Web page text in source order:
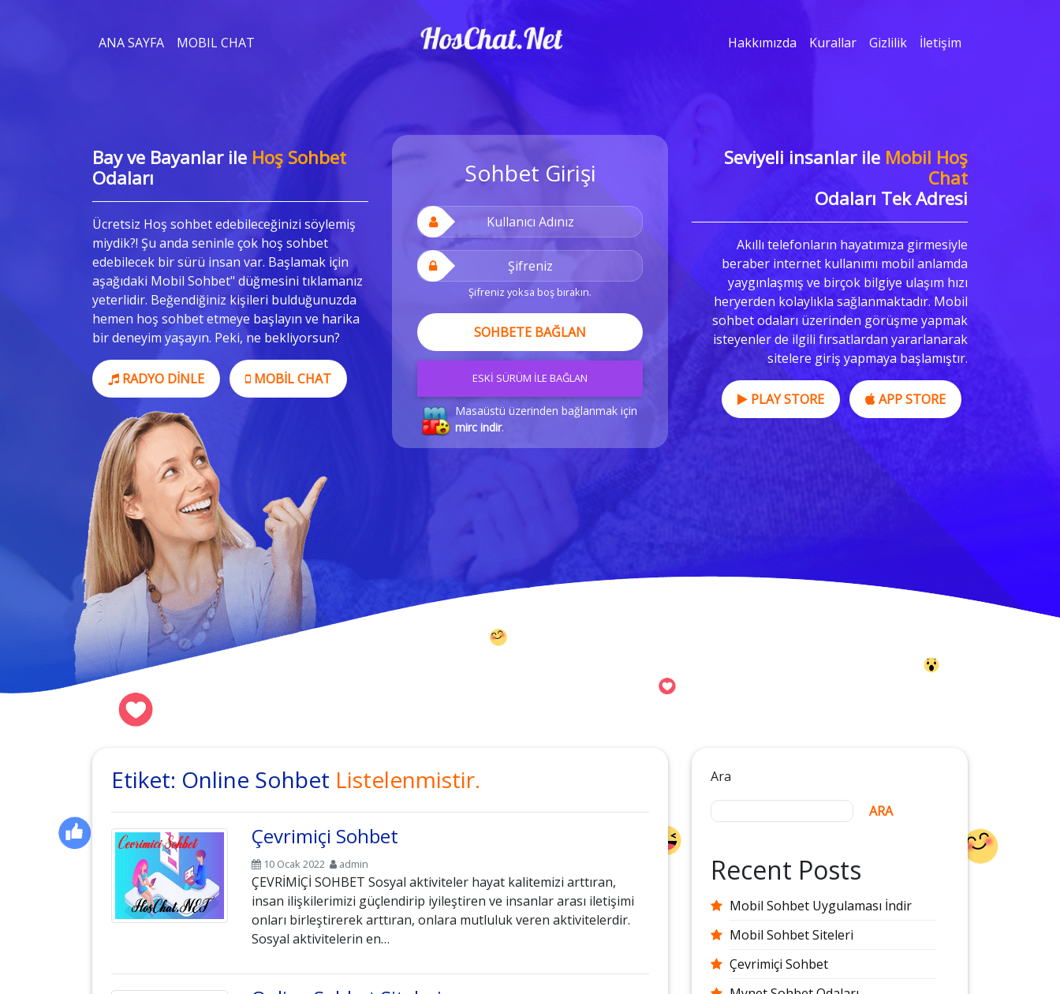
ANA SAYFA MOBIL CHAT Hakkımızda Kurallar Gizlilik İletişim
Bay ve Bayanlar ile Hoş Sohbet
Odaları
Ücretsiz Hoş sohbet edebileceğinizi söylemiş
miydik?! Şu anda seninle çok hoş sohbet
edebilecek bir sürü insan var. Başlamak için
aşağıdaki Mobil Sohbet" düğmesini tıklamanız
yeterlidir. Beğendiğiniz kişileri bulduğunuzda
hemen hoş sohbet etmeye başlayın ve harika
bir deneyim yaşayın. Peki, ne bekliyorsun?
RADYO DINLE MOBIL CHAT
Sohbet Girişi
Şifreniz yoksa boş bırakın.
SOHBETE BAĞLAN
ESKİ SÜRÜM İLE BAĞLAN
Masaüstü üzerinden bağlanmak için
mirc indir.
Seviyeli insanlar ile Mobil Hoş
Chat
Odaları Tek Adresi
Akıllı telefonların hayatımıza girmesiyle
beraber internet kullanımı mobil anlamda
yaygınlaşmış ve birçok bilgiye ulaşım hızı
heryerden kolaylıkla sağlanmaktadır. Mobil
sohbet odaları üzerinden görüşme yapmak
isteyenler de ilgili fırsatlardan yararlanarak
sitelere giriş yapmaya başlamıştır.
PLAY STORE APP STORE
Etiket: Online Sohbet Listelenmistir.
Çevrimiçi Sohbet
10 Ocak 2022 admin
ÇEVRİMİÇİ SOHBET Sosyal aktiviteler hayat kalitemizi arttıran,
insan ilişkilerimizi güçlendirip iyileştiren ve insanlar arası iletişimi
onları birleştirerek arttıran, onlara mutluluk veren aktivitelerdir.
Sosyal aktivitelerin en…
Ara
ARA
Recent Posts
Mobil Sohbet Uygulaması İndir
Mobil Sohbet Siteleri
Çevrimiçi Sohbet